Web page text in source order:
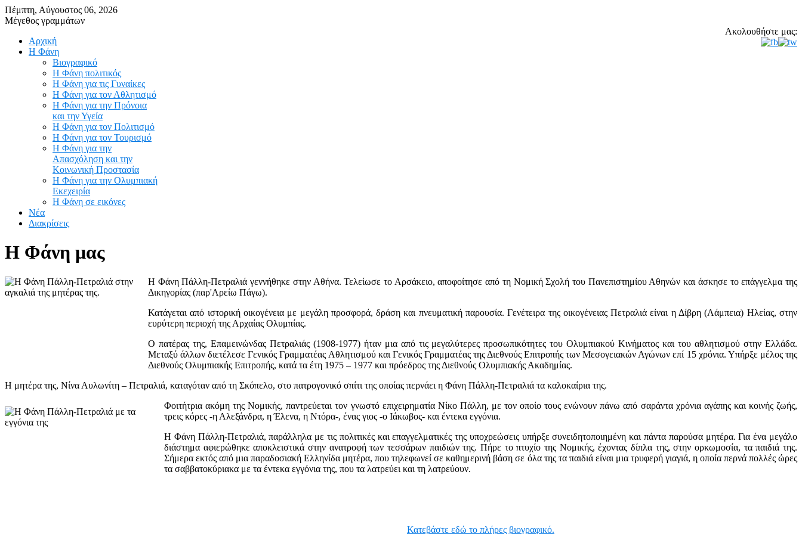
Πέμπτη, Αύγουστος 06, 2026
Μέγεθος γραμμάτων
Ακολουθήστε μας:
Αρχική
Η Φάνη
Βιογραφικό
Η Φάνη πολιτικός
Η Φάνη για τις Γυναίκες
Η Φάνη για τον Αθλητισμό
Η Φάνη για την Πρόνοια
και την Υγεία
Η Φάνη για τον Πολιτισμό
Η Φάνη για τον Τουρισμό
Η Φάνη για την
Απασχόληση και την
Κοινωνική Προστασία
Η Φάνη για την Ολυμπιακή
Εκεχειρία
Η Φάνη σε εικόνες
Νέα
Διακρίσεις
Η Φάνη μας
Η Φάνη Πάλλη-Πετραλιά γεννήθηκε στην Αθήνα. Τελείωσε το Αρσάκειο, αποφοίτησε από τη Νομική Σχολή του Πανεπιστημίου Αθηνών και άσκησε το επάγγελμα της
Δικηγορίας (παρ'Αρείω Πάγω).
Κατάγεται από ιστορική οικογένεια με μεγάλη προσφορά, δράση και πνευματική παρουσία. Γενέτειρα της οικογένειας Πετραλιά είναι η Δίβρη (Λάμπεια) Ηλείας, στην
ευρύτερη περιοχή της Αρχαίας Ολυμπίας.
Ο πατέρας της, Επαμεινώνδας Πετραλιάς (1908-1977) ήταν μια από τις μεγαλύτερες προσωπικότητες του Ολυμπιακού Κινήματος και του αθλητισμού στην Ελλάδα.
Μεταξύ άλλων διετέλεσε Γενικός Γραμματέας Αθλητισμού και Γενικός Γραμματέας της Διεθνούς Επιτροπής των Μεσογειακών Αγώνων επί 15 χρόνια. Υπήρξε μέλος της
Διεθνούς Ολυμπιακής Επιτροπής, κατά τα έτη 1975 – 1977 και πρόεδρος της Διεθνούς Ολυμπιακής Ακαδημίας.
Η μητέρα της, Νίνα Αυλωνίτη – Πετραλιά, καταγόταν από τη Σκόπελο, στο πατρογονικό σπίτι της οποίας περνάει η Φάνη Πάλλη-Πετραλιά τα καλοκαίρια της.
Φοιτήτρια ακόμη της Νομικής, παντρεύεται τον γνωστό επιχειρηματία Νίκο Πάλλη, με τον οποίο τους ενώνουν πάνω από σαράντα χρόνια αγάπης και κοινής ζωής,
τρεις κόρες -η Αλεξάνδρα, η Έλενα, η Ντόρα-, ένας γιος -ο Ιάκωβος- και έντεκα εγγόνια.
Η Φάνη Πάλλη-Πετραλιά, παράλληλα με τις πολιτικές και επαγγελματικές της υποχρεώσεις υπήρξε συνειδητοποιημένη και πάντα παρούσα μητέρα. Για ένα μεγάλο
διάστημα αφιερώθηκε αποκλειστικά στην ανατροφή των τεσσάρων παιδιών της. Πήρε το πτυχίο της Νομικής, έχοντας δίπλα της, στην ορκωμοσία, τα παιδιά της.
Σήμερα εκτός από μια παραδοσιακή Ελληνίδα μητέρα, που τηλεφωνεί σε καθημερινή βάση σε όλα της τα παιδιά είναι μια τρυφερή γιαγιά, η οποία περνά πολλές ώρες
τα σαββατοκύριακα με τα έντεκα εγγόνια της, που τα λατρεύει και τη λατρεύουν.
Κατεβάστε εδώ το πλήρες βιογραφικό.